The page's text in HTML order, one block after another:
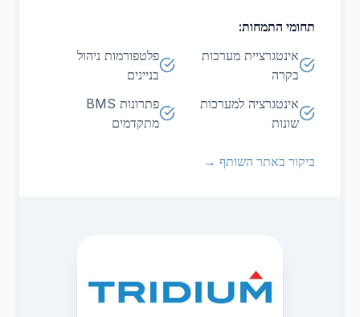
תחומי התמחות:
אינטגרציית מערכות
בקרה
פלטפורמות ניהול
בניינים
אינטגרציה למערכות
שונות
פתרונות BMS
מתקדמים
ביקור באתר השותף →